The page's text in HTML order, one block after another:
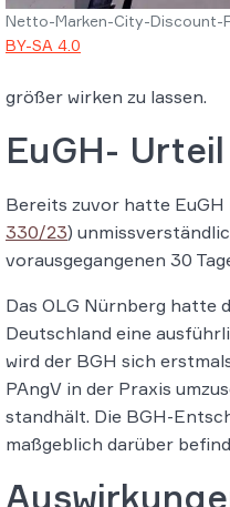
Netto-Marken-City-Discount-
BY-SA 4.0
größer wirken zu lassen.
EuGH-
Bereits zuvor hatte EuGH
330/23)
vorausgegangenen 30
Das OLG Nürnberg hatte
Deutschland eine
wird der BGH sich
PAngV in der Praxis
standhält. Die BGH-
maßgeblich darüber